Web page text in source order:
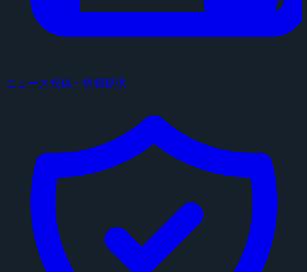
ニュース投稿・情報提供